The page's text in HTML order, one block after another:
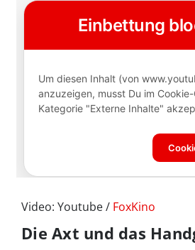
Video: Youtube / FoxKino
Die Axt und das